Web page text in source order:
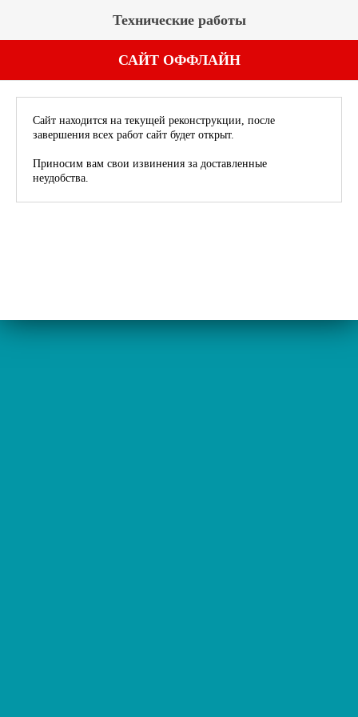
Технические работы
САЙТ ОФФЛАЙН
Сайт находится на текущей реконструкции, после
завершения всех работ сайт будет открыт.
Приносим вам свои извинения за доставленные
неудобства.